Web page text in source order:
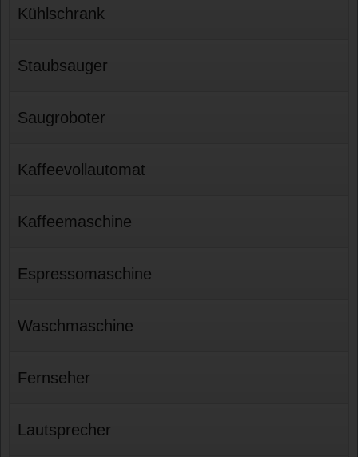
Kühlschrank
Staubsauger
Saugroboter
Kaffeevollautomat
Kaffeemaschine
Espressomaschine
Waschmaschine
Fernseher
Lautsprecher